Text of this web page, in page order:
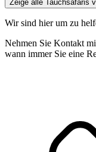
Zeige alle Tauchsafaris
Wir sind hier um zu
Nehmen Sie Kontakt
wann immer Sie eine